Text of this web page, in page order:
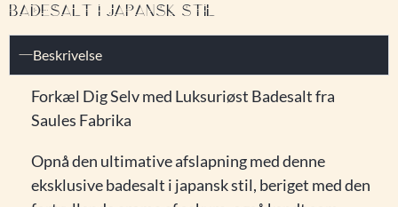
BADESALT I JAPANSK STIL
Beskrivelse
Forkæl Dig Selv med Luksuriøst Badesalt fra
Saules Fabrika
Opnå den ultimative afslapning med denne
eksklusive badesalt i japansk stil, beriget med den